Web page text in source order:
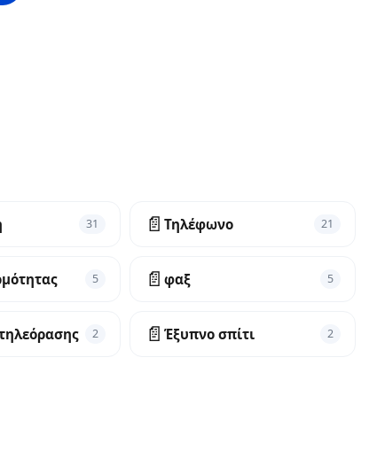
31 📄Τηλέφωνο 21
5 📄φαξ 5
2 📄Έξυπνο σπίτι 2